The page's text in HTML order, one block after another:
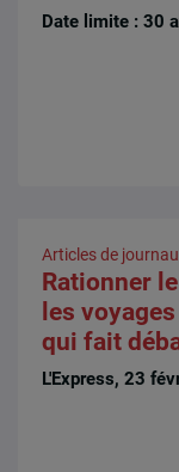
Date limite : 30
Articles de
Rationner
les
qui fait
L'Express, 23